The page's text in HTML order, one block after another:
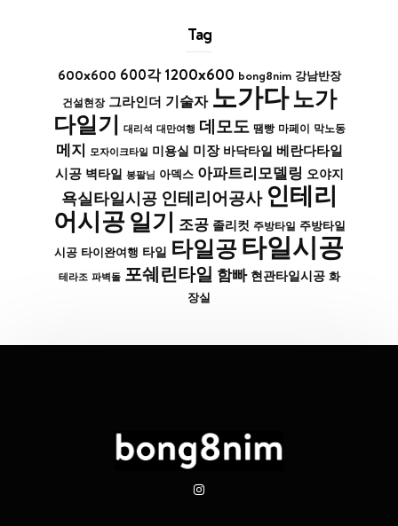
Tag
600x600 600각 1200x600 bong8nim 강남반장
건설현장 그라인더 기술자 노가다노가
다일기 대리석 대만여행 데모도 땜빵 마페이 막노동
메지 모자이크타일 미용실 미장 바닥타일 베란다타일
시공 벽타일 봉팔님 아덱스 아파트리모델링 오야지
욕실타일시공 인테리어공사 인테리
어시공 일기 조공 졸리컷 주방타일 주방타일
시공 타이완여행 타일 타일공타일시공
테라조 파벽돌 포쉐린타일 함빠 현관타일시공 화
장실